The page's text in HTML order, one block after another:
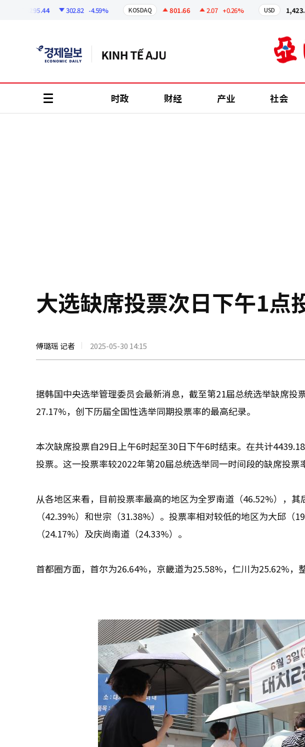
6295.44 302.82 -4.59% KOSDAQ 801.66 2.07 +0.26% USD 1,423.60
时政 财经 产业 社会
大选缺席投票次日下午1点
傅璐瑶 记者 2025-05-30 14:15
据韩国中央选举管理委员会最新消息，截至第21届总统选举缺席投
27.17%，创下历届全国性选举同期投票率的最高纪录。
本次缺席投票自29日上午6时起至30日下午6时结束。在共计
投票。这一投票率较2022年第20届总统选举同一时间段的缺席投票
从各地区来看，目前投票率最高的地区为全罗南道（46.52%），
（42.39%）和世宗（31.38%）。投票率相对较低的地区为大邱（
（24.17%）及庆尚南道（24.33%）。
首都圈方面，首尔为26.64%，京畿道为25.58%，仁川为25.62%，